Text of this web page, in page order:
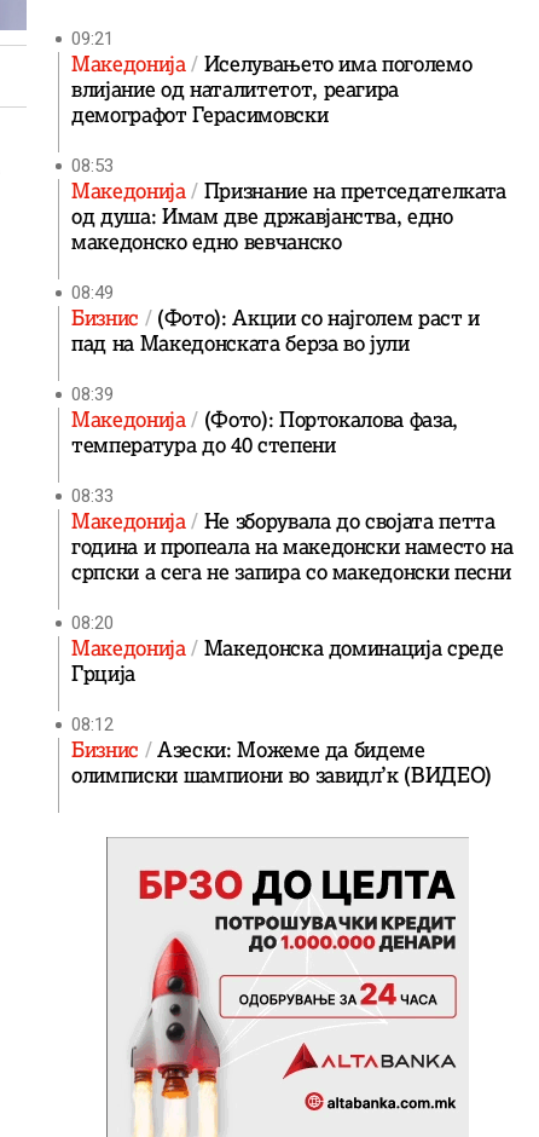
09:21
Македонија Иселувањето има поголемо
влијание од наталитетот, реагира
демографот Герасимовски
08:53
Македонија Признание на претседателката
од душа: Имам две државјанства, едно
македонско едно вевчанско
08:49
Бизнис
(Фото): Акции со најголем раст и
пад на Македонската берза во јули
08:39
Македонија (Фото): Портокалова фаза,
температура до 40 степени
08:33
Македонија Не зборувала до својата петта
година и пропеала на македонски наместо на
српски а сега не запира со македонски песни
08:20
Македонија Македонска доминација среде
Грција
08:12
Бизнис
Азески: Можеме да бидеме
олимписки шампиони во завидл’к (ВИДЕО)